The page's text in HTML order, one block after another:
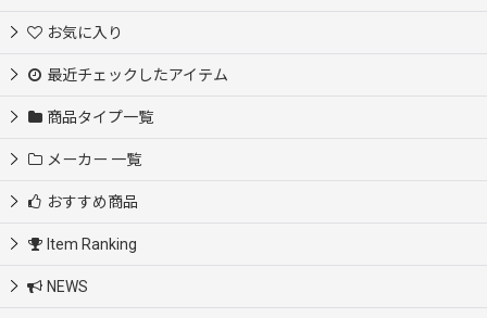
お気に入り
最近チェックしたアイテム
商品タイプ一覧
メーカー 一覧
おすすめ商品
Item Ranking
NEWS